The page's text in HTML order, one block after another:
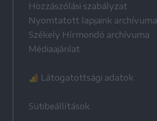
Hozzászólási szabályzat
Nyomtatott lapjaink archívuma
Székely Hírmondó archívuma
Médiaajánlat
Látogatottsági adatok
Sütibeállítások